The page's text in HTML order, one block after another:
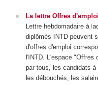
La lettre Offres
Lettre hebdomadaire à
diplômés INTD peuvent
d'offres d'emploi
l'INTD. L'espace "Offres
par tous, les candidats
les débouchés, les